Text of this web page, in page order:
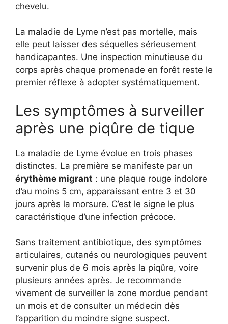
chevelu.
La maladie de Lyme n’est pas mortelle, mais
elle peut laisser des séquelles sérieusement
handicapantes. Une inspection minutieuse du
corps après chaque promenade en forêt reste le
premier réflexe à adopter systématiquement.
Les symptômes à surveiller
après une piqûre de tique
La maladie de Lyme évolue en trois phases
distinctes. La première se manifeste par un
érythème migrant : une plaque rouge indolore
d’au moins 5 cm, apparaissant entre 3 et 30
jours après la morsure. C’est le signe le plus
caractéristique d’une infection précoce.
Sans traitement antibiotique, des symptômes
articulaires, cutanés ou neurologiques peuvent
survenir plus de 6 mois après la piqûre, voire
plusieurs années après. Je recommande
vivement de surveiller la zone mordue pendant
un mois et de consulter un médecin dès
l’apparition du moindre signe suspect.